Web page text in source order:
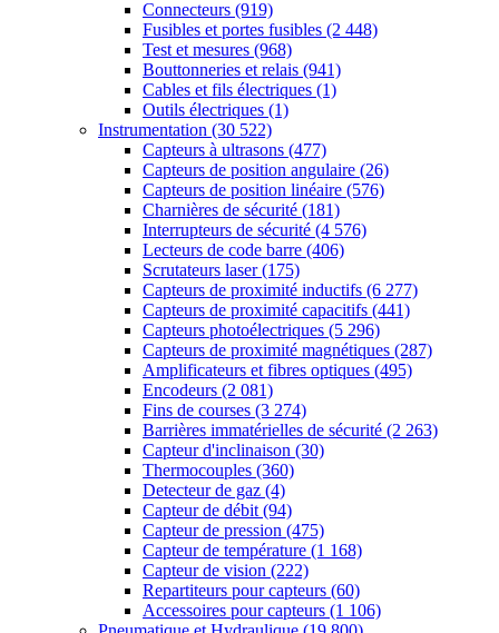
Connecteurs (919)
Fusibles et portes fusibles (2 448)
Test et mesures (968)
Bouttonneries et relais (941)
Cables et fils électriques (1)
Outils électriques (1)
Instrumentation (30 522)
Capteurs à ultrasons (477)
Capteurs de position angulaire (26)
Capteurs de position linéaire (576)
Charnières de sécurité (181)
Interrupteurs de sécurité (4 576)
Lecteurs de code barre (406)
Scrutateurs laser(175)
Capteurs de proximité inductifs (6 277)
Capteurs de proximité capacitifs (441)
Capteurs photoélectriques (5 296)
Capteurs de proximité magnétiques (287)
Amplificateurs et fibres optiques (495)
Encodeurs (2 081)
Fins de courses (3 274)
Barrières immatérielles de sécurité (2 263)
Capteur d'inclinaison (30)
Thermocouples (360)
Detecteur de gaz (4)
Capteur de débit (94)
Capteur de pression (475)
Capteur de température (1 168)
Capteur de vision (222)
Repartiteurs pour capteurs (60)
Accessoires pour capteurs (1 106)